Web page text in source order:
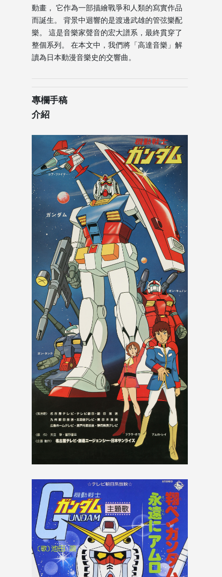
動畫， 它作為一部描繪戰爭和人類的寫實作品
而誕生。 背景中迴響的是渡邊武雄的管弦樂配
樂。 這是音樂家聲音的宏大譜系，最終貫穿了
整個系列。 在本文中，我們將「高達音樂」解
讀為日本動漫音樂史的交響曲。
專欄手稿
介紹